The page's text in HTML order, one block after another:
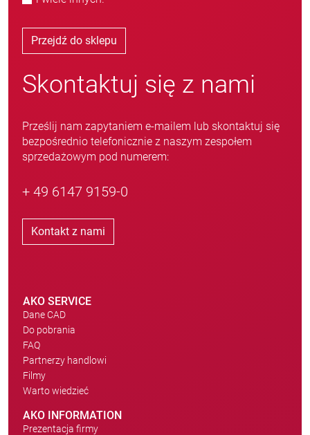
Przejdź do sklepu
Skontaktuj się z nami
Prześlij nam zapytaniem e-mailem lub skontaktuj się
bezpośrednio telefonicznie z naszym zespołem
sprzedażowym pod numerem:
+ 49 6147 9159-0
Kontakt z nami
AKO SERVICE
Dane CAD
Do pobrania
FAQ
Partnerzy handlowi
Filmy
Warto wiedzieć
AKO INFORMATION
Prezentacja firmy